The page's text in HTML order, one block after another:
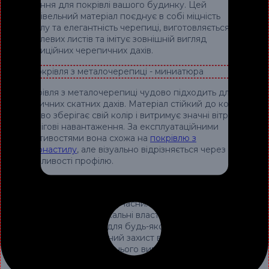
рішення для покрівлі вашого будинку. Цей
покрівельний матеріал поєднує в собі міцність
металу та елегантність черепиці, виготовляється з
металевих листів та імітує зовнішній вигляд
традиційних черепичних дахів.
Покрівля з металочерепиці чудово підходить для
класичних скатних дахів. Матеріал стійкий до корозії,
чудово зберігає свій колір і витримує значні вітрові
та снігові навантаження. За експлуатаційними
властивостями вона схожа на покрівлю з
профнастилу, але візуально відрізняється через
особливості профілю.
популярністю серед сучасних будівельників і
домовласників. Її унікальні властивості роблять її
ідеальним вибором для будь-якого типу будівлі,
забезпечуючи надійний захист від негоди і надаючи
їй елегантного зовнішнього вигляду. Однією з